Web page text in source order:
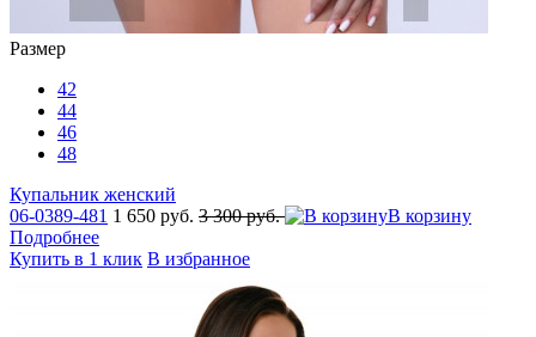
Размер
42
44
46
48
Купальник женский
06-0389-481 1 650 руб. 3 300 руб.
В корзину
Подробнее
Купить в 1 клик В избранное